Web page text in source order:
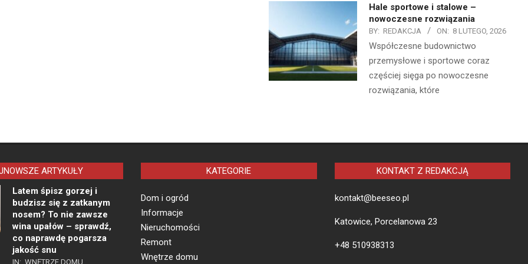
Hale sportowe i stalowe –
nowoczesne rozwiązania
BY: REDAKCJA ON: 8 LUTEGO, 2026
Współczesne budownictwo
przemysłowe i sportowe coraz
częściej sięga po nowoczesne
rozwiązania, które
ARTYKUŁY
Latem śpisz gorzej i
budzisz się z zatkanym
nosem? To nie zawsze
wina upałów – sprawdź,
co naprawdę pogarsza
jakość snu
IN: WNĘTRZE DOMU
KATEGORIE
Dom i ogród
Informacje
Nieruchomości
Remont
Wnętrze domu
KONTAKT Z REDAKCJĄ
kontakt@beeseo.pl
Katowice, Porcelanowa 23
+48 510938313